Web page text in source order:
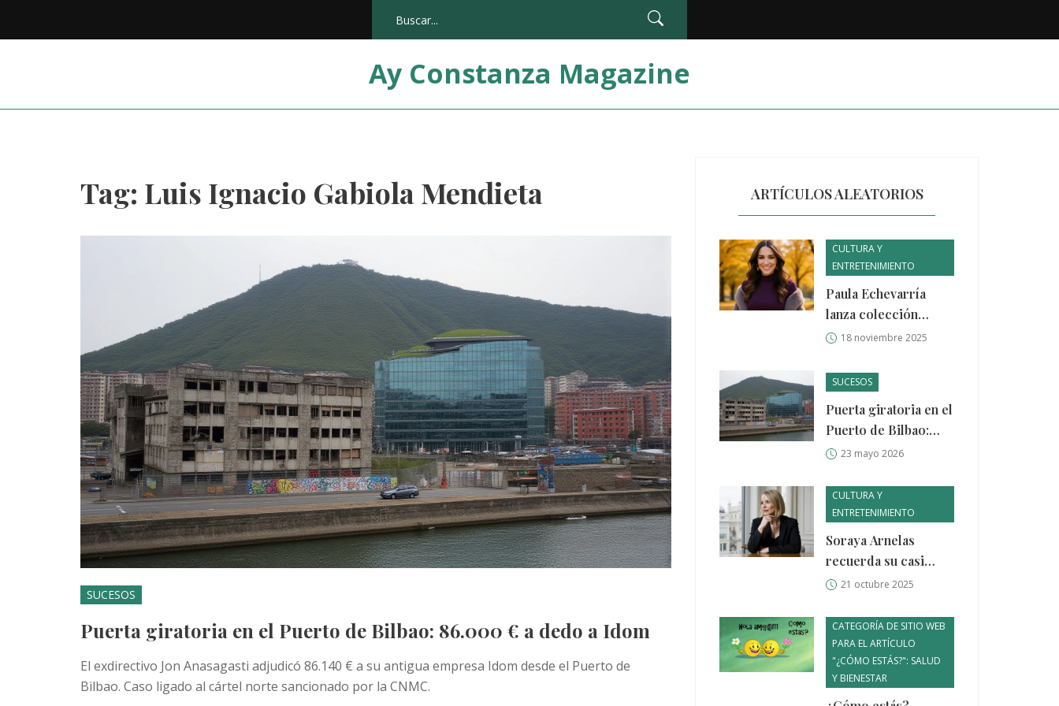
Ay Constanza Magazine
Tag: Luis Ignacio Gabiola Mendieta
SUCESOS
Puerta giratoria en el Puerto de Bilbao: 86.000 € a dedo a Idom
El exdirectivo Jon Anasagasti adjudicó 86.140 € a su antigua empresa Idom desde el Puerto de
Bilbao. Caso ligado al cártel norte sancionado por la CNMC.
ARTÍCULOS ALEATORIOS
CULTURA Y
ENTRETENIMIENTO
Paula Echevarría
lanza colección
otoño-invierno 2025
chaqueta superviral a
42 euros
18 noviembre 2025
SUCESOS
Puerta giratoria en el
Puerto de Bilbao:
86.000 € a dedo a
23 mayo 2026
CULTURA Y
ENTRETENIMIENTO
Soraya Arnelas
recuerda su casi
muerte súbita a los 4
21 octubre 2025
CATEGORÍA DE SITIO WEB
PARA EL ARTÍCULO
"¿CÓMO ESTÁS?": SALUD
Y BIENESTAR